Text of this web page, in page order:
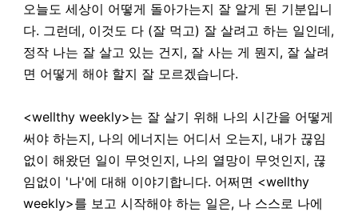
오늘도 세상이 어떻게 돌아가는지 잘 알게 된 기분입니
다. 그런데, 이것도 다 (잘 먹고) 잘 살려고 하는 일인데,
정작 나는 잘 살고 있는 건지, 잘 사는 게 뭔지, 잘 살려
면 어떻게 해야 할지 잘 모르겠습니다.
<wellthy weekly>는 잘 살기 위해 나의 시간을 어떻게
써야 하는지, 나의 에너지는 어디서 오는지, 내가 끊임
없이 해왔던 일이 무엇인지, 나의 열망이 무엇인지, 끊
임없이 '나'에 대해 이야기합니다. 어쩌면 <wellthy
weekly>를 보고 시작해야 하는 일은, 나 스스로 나에